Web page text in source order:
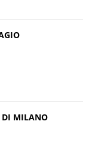
DI MILANO